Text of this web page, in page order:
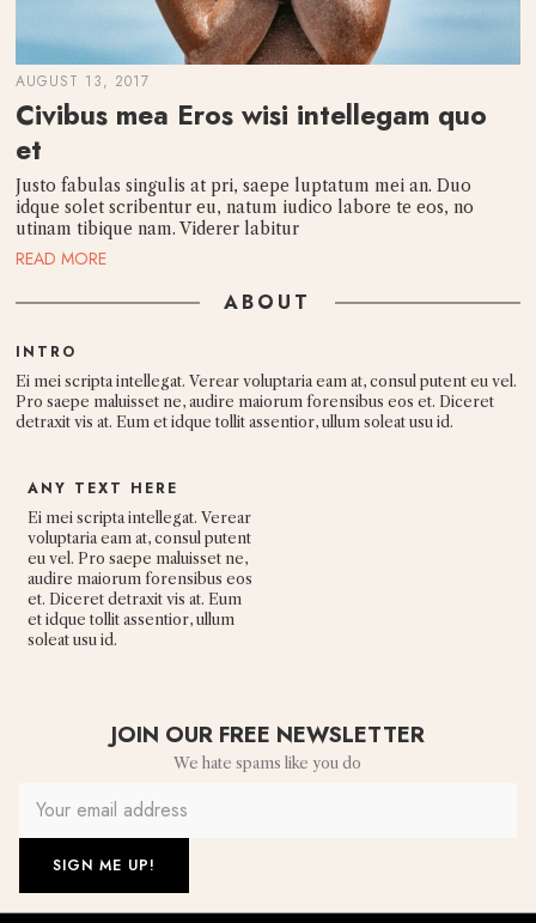
AUGUST 13, 2017
Civibus mea Eros wisi intellegam quo
et
Justo fabulas singulis at pri, saepe luptatum mei an. Duo
idque solet scribentur eu, natum iudico labore te eos, no
utinam tibique nam. Viderer labitur
READ MORE
ABOUT
INTRO
Ei mei scripta intellegat. Verear voluptaria eam at, consul putent eu vel.
Pro saepe maluisset ne, audire maiorum forensibus eos et. Diceret
detraxit vis at. Eum et idque tollit assentior, ullum soleat usu id.
ANY TEXT HERE
Ei mei scripta intellegat. Verear
voluptaria eam at, consul putent
eu vel. Pro saepe maluisset ne,
audire maiorum forensibus eos
et. Diceret detraxit vis at. Eum
et idque tollit assentior, ullum
soleat usu id.
JOIN OUR FREE NEWSLETTER
We hate spams like you do